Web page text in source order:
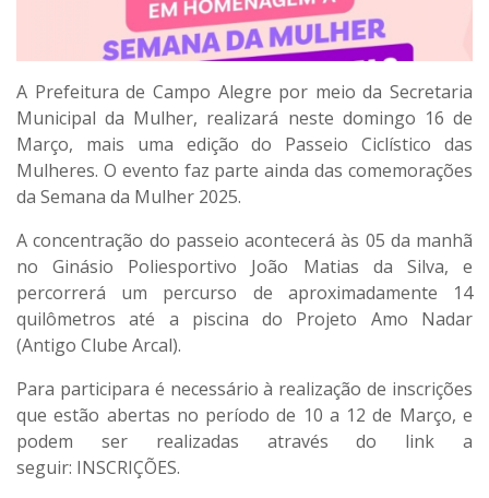
A Prefeitura de Campo Alegre por meio da Secretaria
Municipal da Mulher, realizará neste domingo 16 de
Março, mais uma edição do Passeio Ciclístico das
Mulheres. O evento faz parte ainda das comemorações
da Semana da Mulher 2025.
A concentração do passeio acontecerá às 05 da manhã
no Ginásio Poliesportivo João Matias da Silva, e
percorrerá um percurso de aproximadamente 14
quilômetros até a piscina do Projeto Amo Nadar
(Antigo Clube Arcal).
Para participara é necessário à realização de inscrições
que estão abertas no período de 10 a 12 de Março, e
podem ser realizadas através do link a
seguir: INSCRIÇÕES.